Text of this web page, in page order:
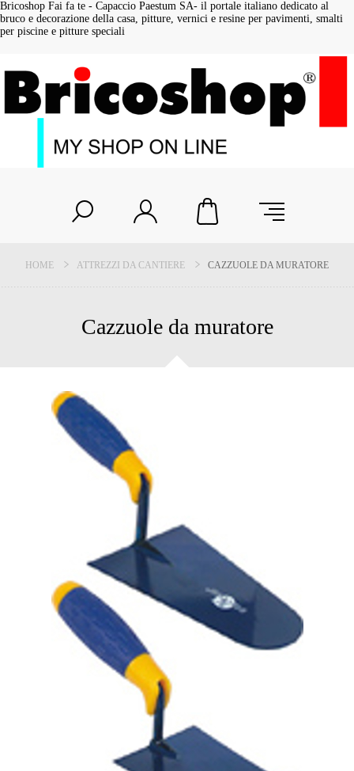
Bricoshop Fai fa te - Capaccio Paestum SA- il portale italiano dedicato al
bruco e decorazione della casa, pitture, vernici e resine per pavimenti, smalti
per piscine e pitture speciali
HOME ATTREZZI DA CANTIERE CAZZUOLE DA MURATORE
Cazzuole da muratore